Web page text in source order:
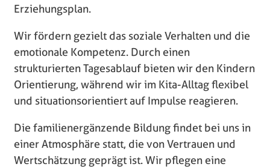
Erziehungsplan.
Wir fördern gezielt das soziale Verhalten und die
emotionale Kompetenz. Durch einen
strukturierten Tagesablauf bieten wir den Kindern
Orientierung, während wir im Kita-Alltag flexibel
und situationsorientiert auf Impulse reagieren.
Die familienergänzende Bildung findet bei uns in
einer Atmosphäre statt, die von Vertrauen und
Wertschätzung geprägt ist. Wir pflegen eine